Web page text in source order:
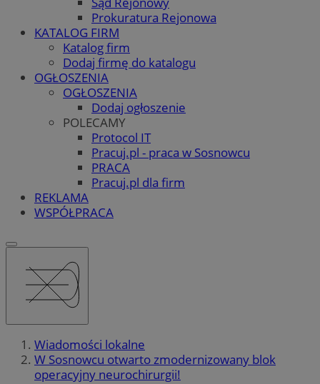
Prokuratura Rejonowa
KATALOG FIRM
Katalog firm
Dodaj firmę do katalogu
OGŁOSZENIA
OGŁOSZENIA
Dodaj ogłoszenie
POLECAMY
Protocol IT
Pracuj.pl - praca w Sosnowcu
PRACA
Pracuj.pl dla firm
REKLAMA
WSPÓŁPRACA
Wiadomości lokalne
W Sosnowcu otwarto zmodernizowany blok
operacyjny neurochirurgii!